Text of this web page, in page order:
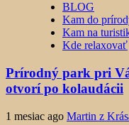
BLOG
Kam do
Kam na
Kde relaxovať
Prírodný park pri
otvorí po kolaudácii
1 mesiac ago Martin z